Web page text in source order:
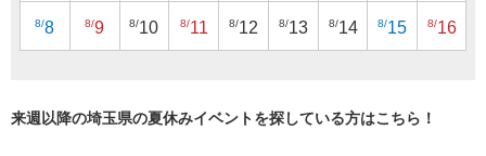
8/8 8/9 8/10 8/11 8/12 8/13 8/14 8/15 8/16
来週以降の埼玉県の夏休みイベントを探している方はこちら！